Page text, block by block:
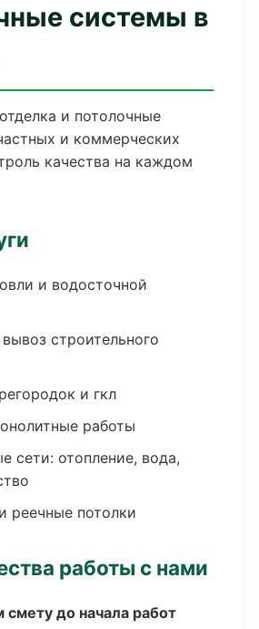
системы в
и потолочные
и коммерческих
качества на каждом
и водосточной
строительного
и гкл
работы
сети: отопление, вода,
реечные потолки
работы с нами
до начала работ